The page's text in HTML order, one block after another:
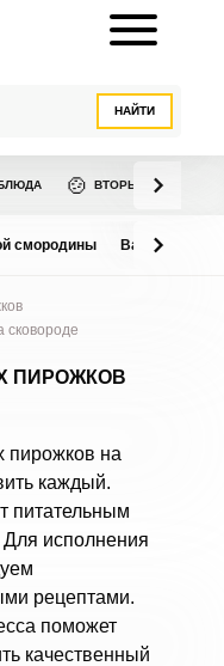
НАЙТИ
🍲 ВТОРЫЕ БЛЮДА
смородины Варенье из
сковороде
ПИРОЖКОВ
пирожков на
каждый.
питательным
исполнения
рецептами.
поможет
качественный